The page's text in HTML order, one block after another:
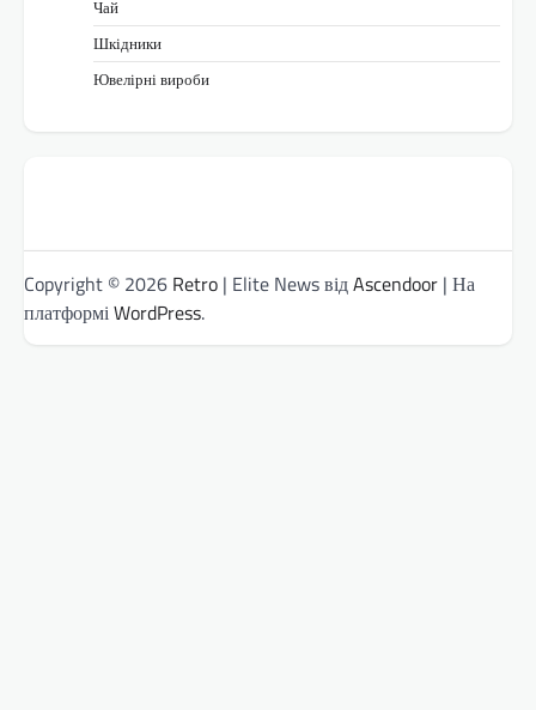
Чай
Шкідники
Ювелірні вироби
Copyright © 2026 Retro | Elite News відAscendoor | На
платформіWordPress.